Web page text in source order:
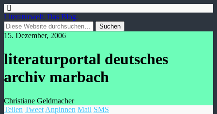
Literaturwelt. Das Blog.
15. Dezember, 2006
literaturportal deutsches
archiv marbach
Christiane Geldmacher
Teilen Tweet Anpinnen Mail SMS